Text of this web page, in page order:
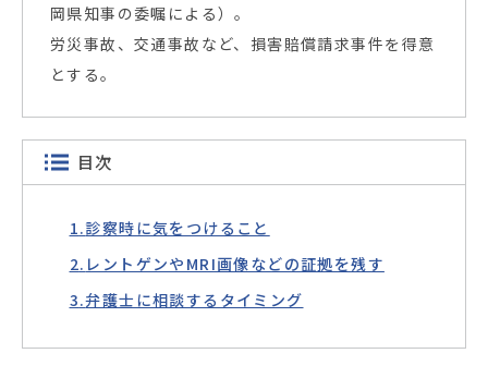
岡県知事の委嘱による）。
労災事故、交通事故など、損害賠償請求事件を得意
とする。
目次
診察時に気をつけること
レントゲンやMRI画像などの証拠を残す
弁護士に相談するタイミング